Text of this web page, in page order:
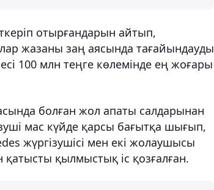
отырғандарын айтып,
жазаны заң аясында тағайындауды
100 млн теңге көлемінде ең жоғары
болған жол апаты салдарынан
мас күйде қарсы бағытқа шығып,
жүргізушісі мен екі жолаушысы
қылмыстық іс қозғалған.